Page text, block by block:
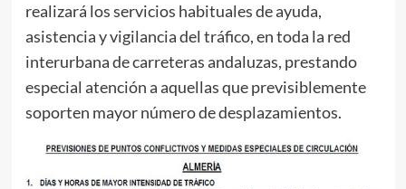
realizará los servicios habituales de ayuda,
asistencia y vigilancia del tráfico, en toda la red
interurbana de carreteras andaluzas, prestando
especial atención a aquellas que previsiblemente
soporten mayor número de desplazamientos.